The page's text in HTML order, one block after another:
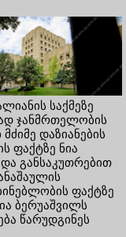
საქმეზე
ჯანმრთელობის
დაზიანების
ფაქტზე ნია
და განსაკუთრებით
ფაქტზე
ბერუაშვილს
წარუდგინეს